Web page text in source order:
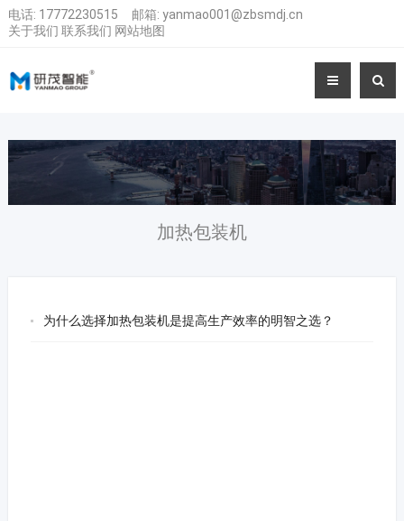
电话: 17772230515 邮箱: yanmao001@zbsmdj.cn
关于我们 联系我们 网站地图
加热包装机
为什么选择加热包装机是提高生产效率的明智之选？